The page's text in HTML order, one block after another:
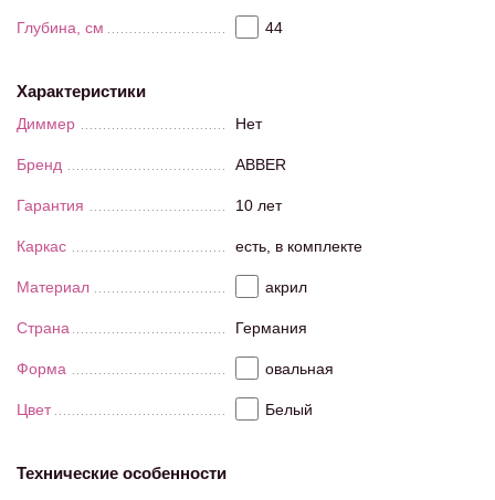
Глубина, см 44
Характеристики
Диммер Нет
Бренд ABBER
Гарантия 10 лет
Каркас есть, в комплекте
Материал акрил
Страна Германия
Форма овальная
Цвет Белый
Технические особенности